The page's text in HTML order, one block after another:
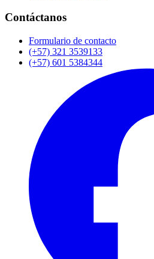
Contáctanos
Formulario de contacto
(+57) 321 3539133
(+57) 601 5384344